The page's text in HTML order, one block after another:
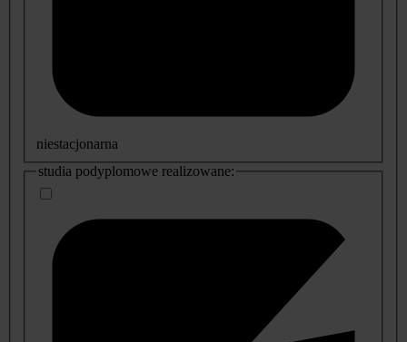
niestacjonarna
studia podyplomowe realizowane: